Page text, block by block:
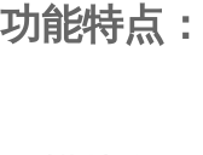
功能特点：